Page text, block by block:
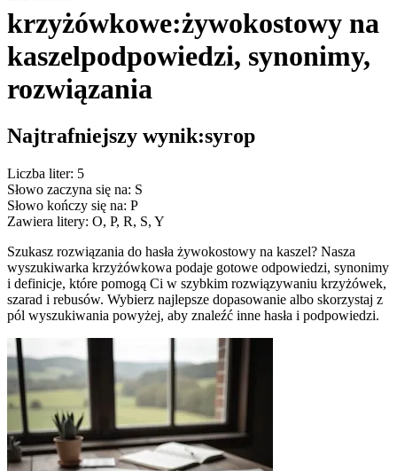
krzyżówkowe:żywokostowy na
kaszelpodpowiedzi, synonimy,
rozwiązania
Najtrafniejszy wynik:syrop
Liczba liter: 5
Słowo zaczyna się na: S
Słowo kończy się na: P
Zawiera litery: O, P, R, S, Y
Szukasz rozwiązania do hasła żywokostowy na kaszel? Nasza
wyszukiwarka krzyżówkowa podaje gotowe odpowiedzi, synonimy
i definicje, które pomogą Ci w szybkim rozwiązywaniu krzyżówek,
szarad i rebusów. Wybierz najlepsze dopasowanie albo skorzystaj z
pól wyszukiwania powyżej, aby znaleźć inne hasła i podpowiedzi.